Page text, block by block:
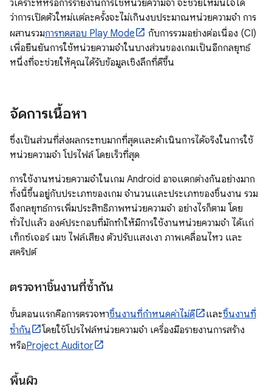
วิเคราะห์หรือการรายงานการใช้หน่วยความจํา จะช่วยให้มั่นใจได้
ว่าการเปิดตัวใหม่แต่ละครั้งจะไม่เกินงบประมาณหน่วยความจํา การ
ผสานรวมการทดสอบ Play Mode
กับการรวมอย่างต่อเนื่อง (CI)
เพื่อยืนยันการใช้หน่วยความจำในบางส่วนของเกมเป็นอีกกลยุทธ์
หนึ่งที่จะช่วยให้คุณได้รับข้อมูลเชิงลึกที่ดีขึ้น
จัดการเนื้อหา
ซึ่งเป็นส่วนที่ส่งผลกระทบมากที่สุดและดำเนินการได้จริงในการใช้
หน่วยความจำ โปรไฟล์ โดยเร็วที่สุด
การใช้งานหน่วยความจำในเกม Android อาจแตกต่างกันอย่างมาก
ทั้งนี้ขึ้นอยู่กับประเภทของเกม จำนวนและประเภทของชิ้นงาน รวม
ถึงกลยุทธ์การเพิ่มประสิทธิภาพหน่วยความจำ อย่างไรก็ตาม โดย
ทั่วไปแล้ว องค์ประกอบที่มักทำให้มีการใช้งานหน่วยความจำ ได้แก่
เท็กซ์เจอร์ เมช ไฟล์เสียง ตัวปรับแสงเงา ภาพเคลื่อนไหว และ
สคริปต์
ตรวจหาชิ้นงานที่ซ้ำกัน
ขั้นตอนแรกคือการตรวจหาชิ้นงานที่กำหนดค่าไม่ดี และชิ้นงานที่
ซ้ำกัน
โดยใช้โปรไฟล์หน่วยความจำ เครื่องมือรายงานการสร้าง
หรือProject Auditor
พื้นผิว